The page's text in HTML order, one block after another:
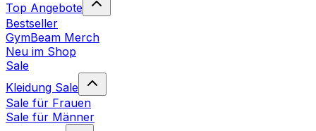
Top Angebote
Bestseller
GymBeam Merch
Neu im Shop
Sale
Kleidung Sale
Sale für Frauen
Sale für Männer